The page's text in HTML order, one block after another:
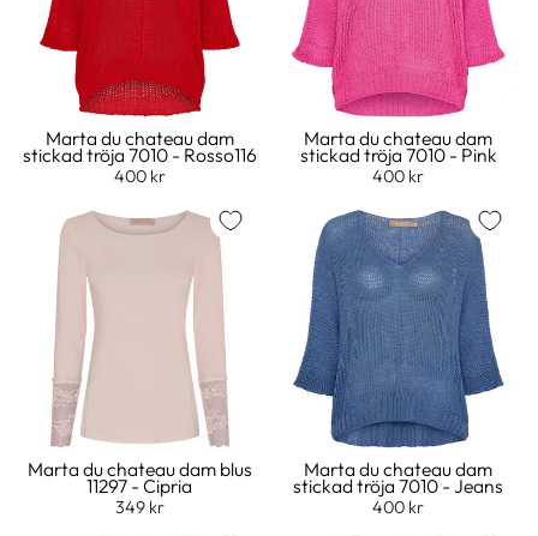
Marta du chateau dam
stickad tröja 7010 - Rosso116
400 kr
Marta du chateau dam
stickad tröja 7010 - Pink
400 kr
Marta du chateau dam blus
11297 - Cipria
349 kr
Marta du chateau dam
stickad tröja 7010 - Jeans
400 kr